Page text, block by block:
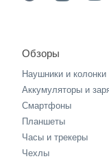
Обзоры
Наушники и колонки
Аккумуляторы и
Смартфоны
Планшеты
Часы и трекеры
Чехлы